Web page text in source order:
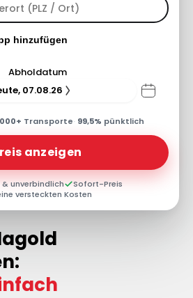
hinzufügen
Abholdatum
07.08.26
Transporte· 99,5% pünktlich
anzeigen
unverbindlich
Sofort-Preis
versteckten Kosten